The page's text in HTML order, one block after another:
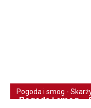
Pogoda i smog -
Pogoda i smog –